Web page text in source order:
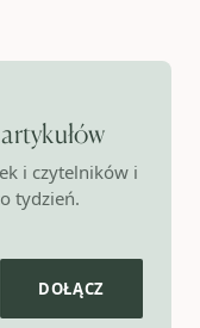
i czytelników i
tydzień.